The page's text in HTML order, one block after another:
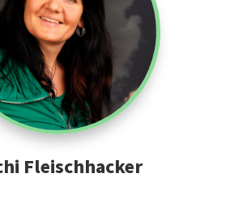
Fleischhacker